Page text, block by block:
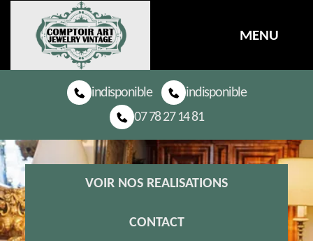
MENU
indisponible
indisponible
07 78 27 14 81
VOIR NOS REALISATIONS
CONTACT